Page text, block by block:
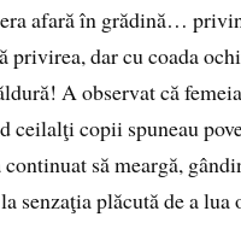
afară în grădină…
privirea, dar cu coada
A observat că
ceilalţi copii spuneau
să meargă,
la senzaţia plăcută de a